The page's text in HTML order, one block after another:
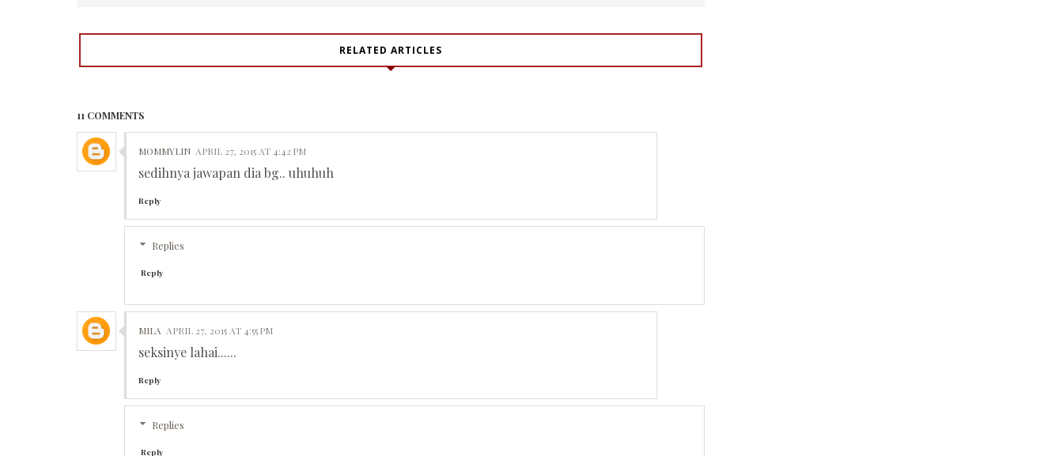
RELATED ARTICLES
11 COMMENTS
MOMMYLIN APRIL 27, 2015 AT 4:42 PM
sedihnya jawapan dia bg.. uhuhuh
Reply
Replies
Reply
MILA APRIL 27, 2015 AT 4:55 PM
seksinye lahai......
Reply
Replies
Reply